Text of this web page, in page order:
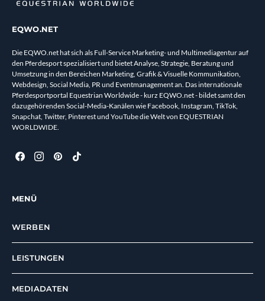
EQWO.NET
Die EQWO.net hat sich als Full-Service Marketing- und Multimediagentur auf
den Pferdesport spezialisiert und bietet Analyse, Strategie, Beratung und
Umsetzung in den Bereichen Marketing, Grafik & Visuelle Kommunikation,
Webdesign, Social Media, PR und Eventmanagement an. Das internationale
Pferdesportportal Equestrian Worldwide - kurz EQWO.net - bildet samt den
dazugehörenden Social-Media-Kanälen wie Facebook, Instagram, TikTok,
Snapchat, Twitter, Pinterest und YouTube die Welt von EQUESTRIAN
WORLDWIDE.
MENÜ
WERBEN
LEISTUNGEN
MEDIADATEN